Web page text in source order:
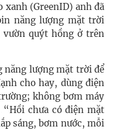
xanh (GreenID) anh đã
năng lượng mặt trời
vườn quýt hồng ở trên
năng lượng mặt trời để
cho hay, dùng điện
không bơm máy
chưa có điện mặt
sáng, bơm nước, mỗi